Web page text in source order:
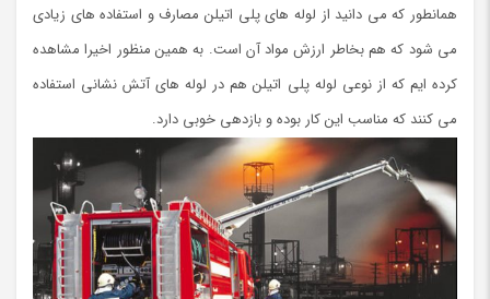
همانطور که می دانید از لوله های پلی اتیلن مصارف و استفاده های زیادی
می شود که هم بخاطر ارزش مواد آن است. به همین منظور اخیرا مشاهده
کرده ایم که از نوعی لوله پلی اتیلن هم در لوله های آتش نشانی استفاده
می کنند که مناسب این کار بوده و بازدهی خوبی دارد.